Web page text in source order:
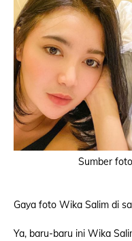
Sumber
Gaya foto Wika Salim di
Ya, baru-baru ini Wika